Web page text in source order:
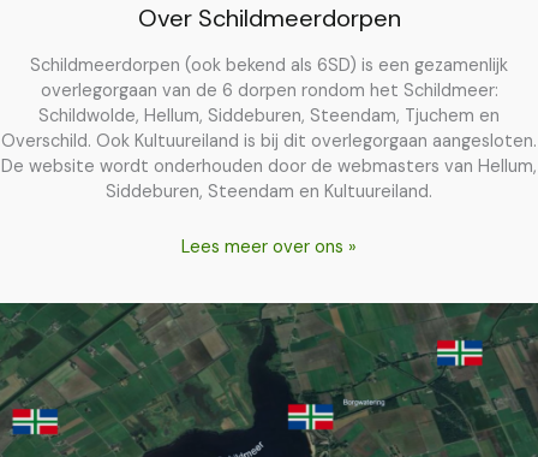
Over Schildmeerdorpen
Schildmeerdorpen (ook bekend als 6SD) is een gezamenlijk
overlegorgaan van de 6 dorpen rondom het Schildmeer:
Schildwolde, Hellum, Siddeburen, Steendam, Tjuchem en
Overschild. Ook Kultuureiland is bij dit overlegorgaan aangesloten.
De website wordt onderhouden door de webmasters van Hellum,
Siddeburen, Steendam en Kultuureiland.
Lees meer over ons »